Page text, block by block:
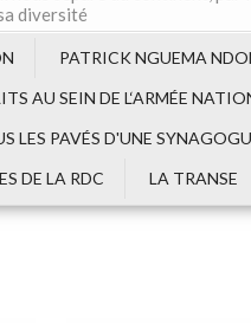
diversité
PATRICK NGUEMA
AU SEIN DE L‘ARMÉE
LES PAVÉS D'UNE
DE LA RDC
LA TRANSE